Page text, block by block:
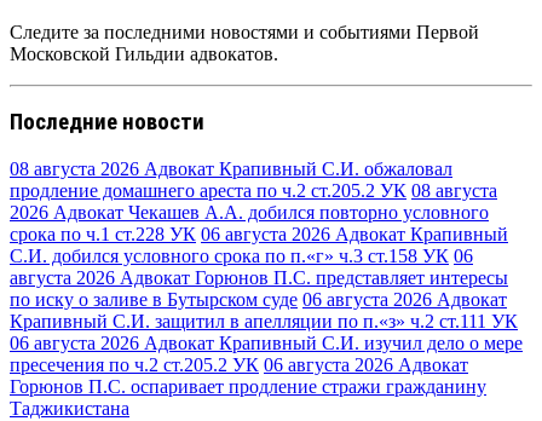
Следите за последними новостями и событиями Первой
Московской Гильдии адвокатов.
Последние новости
08 августа 2026 Адвокат Крапивный С.И. обжаловал
продление домашнего ареста по ч.2 ст.205.2 УК 08 августа
2026 Адвокат Чекашев А.А. добился повторно условного
срока по ч.1 ст.228 УК 06 августа 2026 Адвокат Крапивный
С.И. добился условного срока по п.«г» ч.3 ст.158 УК 06
августа 2026 Адвокат Горюнов П.С. представляет интересы
по иску о заливе в Бутырском суде 06 августа 2026 Адвокат
Крапивный С.И. защитил в апелляции по п.«з» ч.2 ст.111 УК
06 августа 2026 Адвокат Крапивный С.И. изучил дело о мере
пресечения по ч.2 ст.205.2 УК 06 августа 2026 Адвокат
Горюнов П.С. оспаривает продление стражи гражданину
Таджикистана